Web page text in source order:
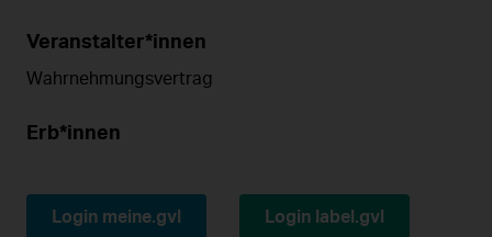
Veranstalter*innen
Wahrnehmungsvertrag
Erb*innen
Login meine.gvl Login label.gvl